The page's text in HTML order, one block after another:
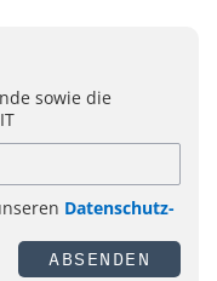
sowie die
Datenschutz-
ABSENDEN